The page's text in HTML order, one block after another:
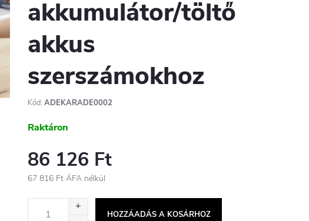
akkumulátor/töltő
akkus
szerszámokhoz
Kód: ADEKARADE0002
Raktáron
86 126 Ft
67 816 Ft ÁFA nélkül
HOZZÁADÁS A KOSÁRHOZ